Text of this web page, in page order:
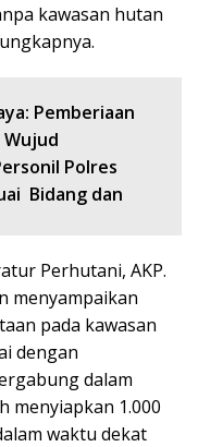
kawasan hutan
Pemberiaan
Wujud
Polres
Bidang dan
Perhutani, AKP.
menyampaikan
pada kawasan
dengan
dalam
menyiapkan 1.000
waktu dekat